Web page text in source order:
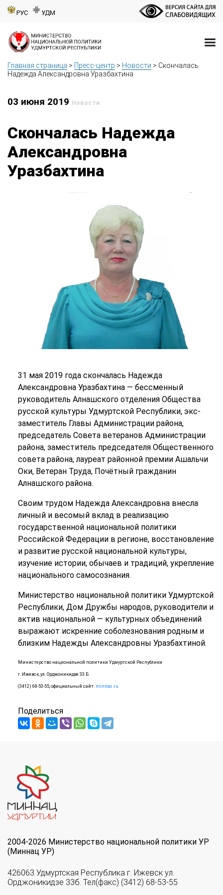
РУС УДМ
Главная страница > Пресс-центр > Новости > Скончалась
Надежда Александровна Уразбахтина
03 июня 2019 Новости
Скончалась Надежда
Александровна
Уразбахтина
31 мая 2019 года скончалась Надежда
Александровна Уразбахтина — бессменный
руководитель Алнашского отделения Общества
русской культуры Удмуртской Республики, экс-
заместитель Главы Администрации района,
председатель Совета ветеранов Администрации
района, заместитель председателя Общественного
совета района, лауреат районной премии Ашальчи
Оки, Ветеран Труда, Почётный гражданин
Алнашского района.
Своим трудом Надежда Александровна внесла
личный и весомый вклад в реализацию
государственной национальной политики
Российской Федерации в регионе, восстановление
и развитие русской национальной культуры,
изучение истории, обычаев и традиций, укрепление
национального самосознания.
Министерство национальной политики Удмуртской
Республики, Дом Дружбы народов, руководители и
актив национальной — культурных объединений
выражают искренние соболезнования родным и
близким Надежды Александровны Уразбахтиной.
Министерство национальной политики Удмуртской Республики
г. Ижевск, ул. Орджоникидзе 33 Б
(3412) 68-53-55, официальный сайт: minnac.ru
Поделиться
2004-2026 Министерство национальной политики УР
(Миннац УР)
426063 Удмуртская Республика г. Ижевск ул.
Орджоникидзе 33б. Тел(факс) (3412) 68-53-55